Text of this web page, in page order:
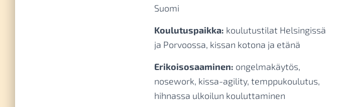
Suomi
Koulutuspaikka: koulutustilat Helsingissä
ja Porvoossa, kissan kotona ja etänä
Erikoisosaaminen: ongelmakäytös,
nosework, kissa-agility, temppukoulutus,
hihnassa ulkoilun kouluttaminen